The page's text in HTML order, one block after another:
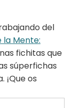
del
la Mente:
fichitas que
súperfichas
¡Que os